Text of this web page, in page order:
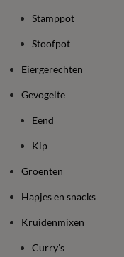
Stamppot
Stoofpot
Eiergerechten
Gevogelte
Eend
Kip
Groenten
Hapjes en snacks
Kruidenmixen
Curry’s